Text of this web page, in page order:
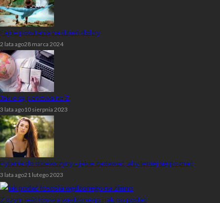
Fajne powitania na dzień dobry
2 lata ago28 marca 2024
Jakie są państwa na Z
3 lata ago10 sierpnia 2023
Pytania do dziewczyny – jakie zadawać, aby lepiej się poznać
3 lata ago21 lutego 2023
Z czym jeść łososia wędzonego i jak go podać